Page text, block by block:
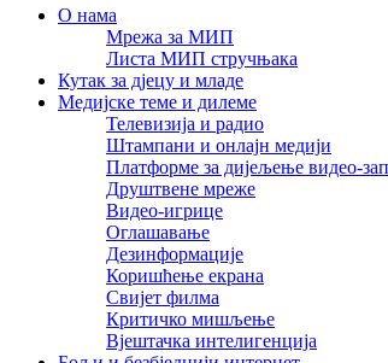
О нама
Мрежа за МИП
Листа МИП стручњака
Кутак за дјецу и младе
Медијске теме и дилеме
Телевизија и радио
Штампани и онлајн медији
Платформе за дијељење видео-
Друштвене мреже
Видео-игрице
Оглашавање
Дезинформације
Коришћење екрана
Свијет филма
Критичко мишљење
Вјештачка интелигенција